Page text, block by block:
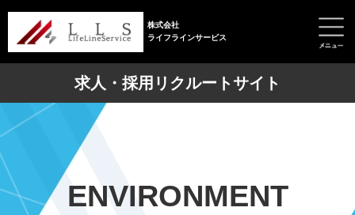
株式会社
ライフラインサービス
求人・採用リクルートサイト
ENVIRONMENT